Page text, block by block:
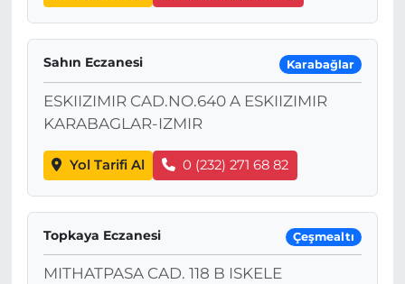
Sahın Eczanesi Karabağlar
ESKIIZIMIR CAD.NO.640 A ESKIIZIMIR
KARABAGLAR-IZMIR
Yol Tarifi Al 0 (232) 271 68 82
Topkaya Eczanesi Çeşmealtı
MITHATPASA CAD. 118 B ISKELE